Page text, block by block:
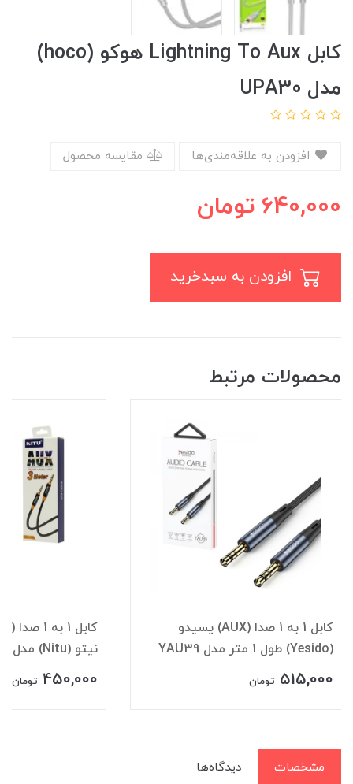
کابل Lightning To Aux هوکو (hoco)
مدل UPA30
مقایسه محصول
640,000 تومان
محصولات مرتبط
کابل 1 به 1 صدا (AUX) یسیدو
515,000 تومان
نیتو (Nitu) مدل NT-AUX007
450,000 تومان
مشخصات دیدگاه‌ها